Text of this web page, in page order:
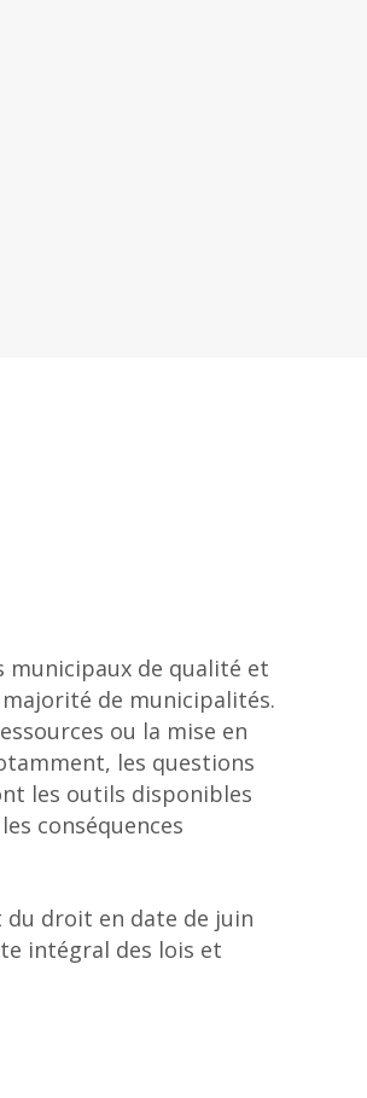
municipaux de qualité et
de municipalités.
ou la mise en
les questions
les outils disponibles
conséquences
du droit en date de juin
intégral des lois et